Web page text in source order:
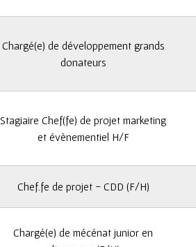
Chargé(e) de développement grands
donateurs
Stagiaire Chef(fe) de projet marketing
et évènementiel H/F
Chef.fe de projet - CDD (F/H)
Chargé(e) de mécénat junior en